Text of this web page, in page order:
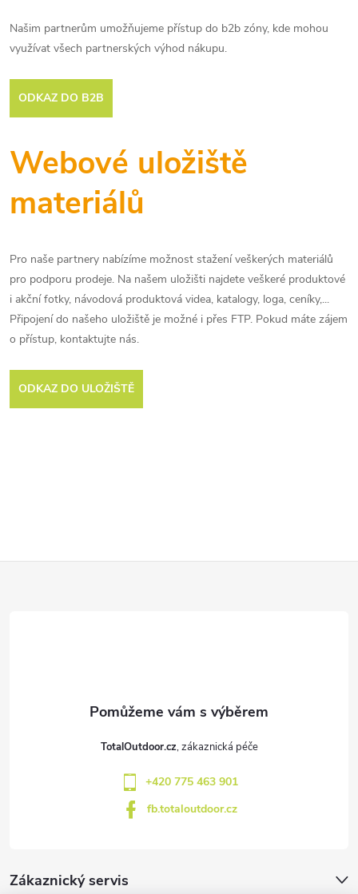
Našim partnerům umožňujeme přístup do b2b zóny, kde mohou
využívat všech partnerských výhod nákupu.
ODKAZ DO B2B
Webové uložiště
materiálů
Pro naše partnery nabízíme možnost stažení veškerých materiálů
pro podporu prodeje. Na našem uložišti najdete veškeré produktové
i akční fotky, návodová produktová videa, katalogy, loga, ceníky,...
Připojení do našeho uložiště je možné i přes FTP. Pokud máte zájem
o přístup, kontaktujte nás.
ODKAZ DO ULOŽIŠTĚ
Zákaznický servis
TotalOutdoor.cz
+420 775 463 901
fb.totaloutdoor.cz